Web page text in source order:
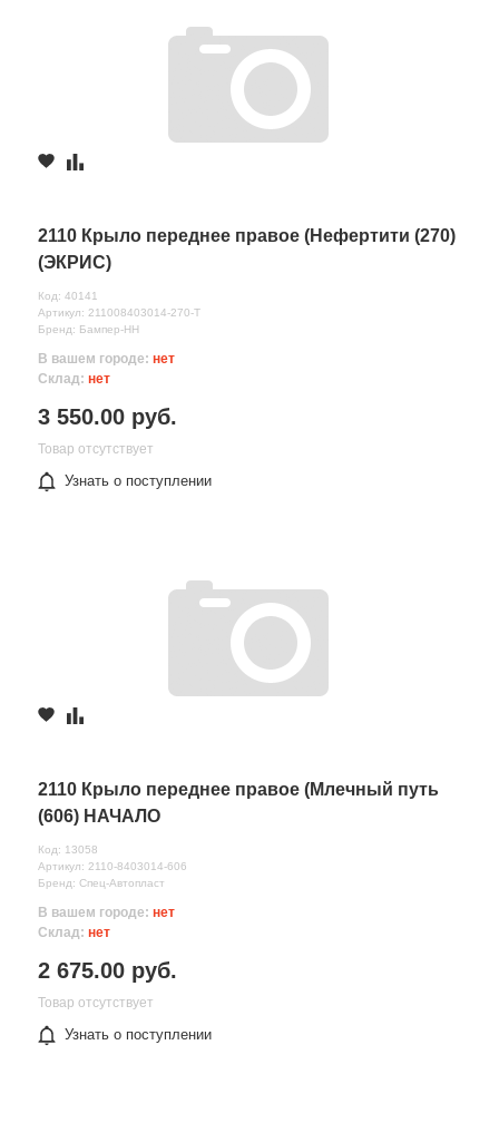
2110 Крыло переднее правое (Нефертити (270)
(ЭКРИС)
Код: 40141
Артикул: 211008403014-270-T
Бренд: Бампер-НН
В вашем городе: нет
Склад: нет
3 550.00 руб.
Товар отсутствует
Узнать о поступлении
2110 Крыло переднее правое (Млечный путь
(606) НАЧАЛО
Код: 13058
Артикул: 2110-8403014-606
Бренд: Спец-Автопласт
В вашем городе: нет
Склад: нет
2 675.00 руб.
Товар отсутствует
Узнать о поступлении